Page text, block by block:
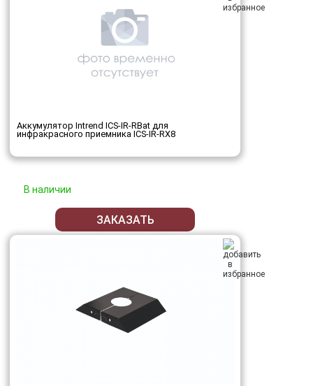
Аккумулятор Intrend ICS-IR-RBat для
инфракрасного приемника ICS-IR-RX8
В наличии
ЗАКАЗАТЬ